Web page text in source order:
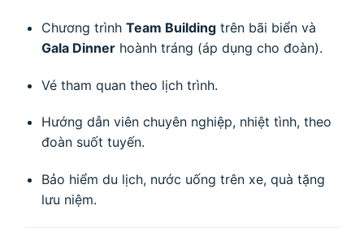
Chương trình Team Buildingtrên bãi biển và
Gala Dinnerhoành tráng (áp dụng cho đoàn).
Vé tham quan theo lịch trình.
Hướng dẫn viên chuyên nghiệp, nhiệt tình, theo
đoàn suốt tuyến.
Bảo hiểm du lịch, nước uống trên xe, quà tặng
lưu niệm.